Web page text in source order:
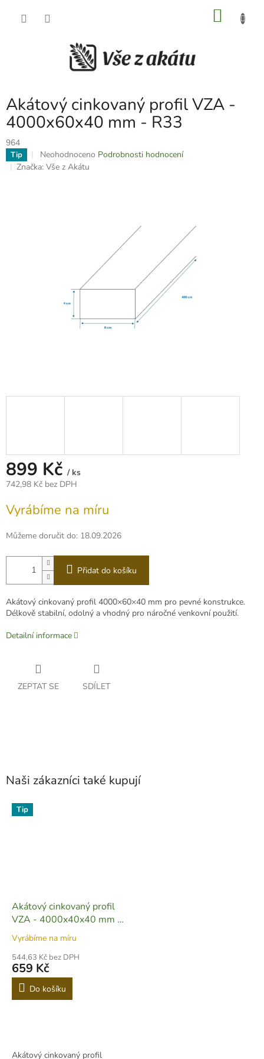
Akátový cinkovaný profil VZA -
4000x60x40 mm - R33
964
Tip
Průměrné
hodnocení
Neohodnoceno Podrobnosti hodnocení
Značka: Vše z Akátu
899 Kč / ks
742,98 Kč bez DPH
cena:
Vyrábíme na míru
Můžeme doručit do: 18.09.2026
Přidat do košíku
Akátový cinkovaný profil 4000×60×40 mm pro pevné konstrukce.
Délkově stabilní, odolný a vhodný pro náročné venkovní použití.
Detailní informace
ZEPTAT SE SDÍLET
Naši zákazníci také kupují
Tip
Akátový cinkovaný profil
VZA - 4000x40x40 mm -
R32
Vyrábíme na míru
544,63 Kč bez DPH
659 Kč
Do košíku
Akátový cinkovaný profil